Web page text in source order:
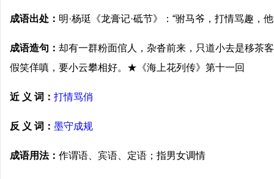
成语出处： 明·杨珽《龙膏记·砥节》：“驸马爷，打情骂趣，
成语造句： 却有一群粉面倌人，杂沓前来，只道小去是移茶
假笑佯嗔，要小云攀相好。★《海上花列传》第十一回
近 义 词： 打情骂俏
反 义 词： 墨守成规
成语用法： 作谓语、宾语、定语；指男女调情